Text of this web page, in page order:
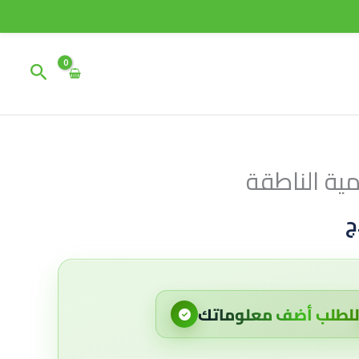
البحث
الناطقةالسعر
هو:
2,900 د.ج.
للطلب أضف معلوماتك